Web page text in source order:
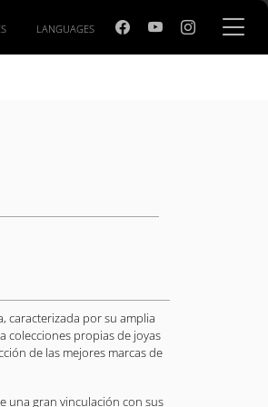
LANGUAGES
caracterizada por su amplia
colecciones propias de joyas
de las mejores marcas de
una gran vinculación con sus